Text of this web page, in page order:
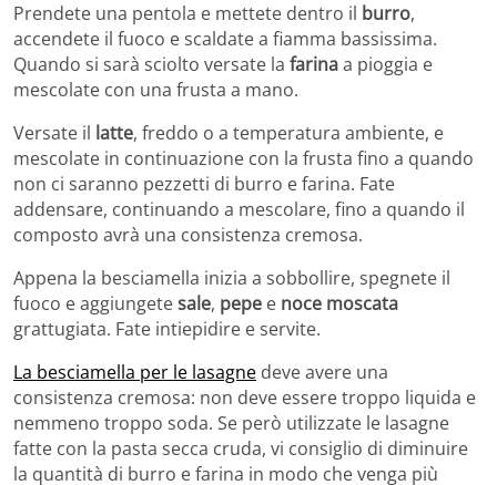
Prendete una pentola e mettete dentro il burro,
accendete il fuoco e scaldate a fiamma bassissima.
Quando si sarà sciolto versate la farinaa pioggia e
mescolate con una frusta a mano.
Versate il latte, freddo o a temperatura ambiente, e
mescolate in continuazione con la frusta fino a quando
non ci saranno pezzetti di burro e farina. Fate
addensare, continuando a mescolare, fino a quando il
composto avrà una consistenza cremosa.
Appena la besciamella inizia a sobbollire, spegnete il
fuoco e aggiungetesale, pepe e noce moscata
grattugiata. Fate intiepidire e servite.
La besciamella per le lasagne deve avere una
consistenza cremosa: non deve essere troppo liquida e
nemmeno troppo soda. Se però utilizzate le lasagne
fatte con la pasta secca cruda, vi consiglio di diminuire
la quantità di burro e farina in modo che venga più